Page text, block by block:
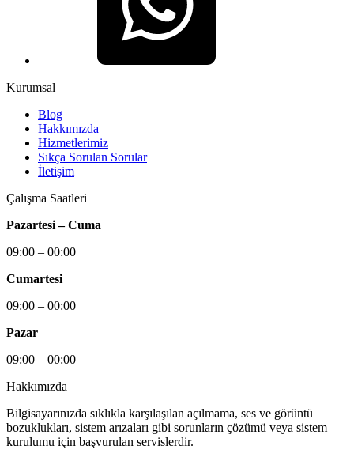
Kurumsal
Blog
Hakkımızda
Hizmetlerimiz
Sıkça Sorulan Sorular
İletişim
Çalışma Saatleri
Pazartesi – Cuma
09:00 – 00:00
Cumartesi
09:00 – 00:00
Pazar
09:00 – 00:00
Hakkımızda
Bilgisayarınızda sıklıkla karşılaşılan açılmama, ses ve görüntü
bozuklukları, sistem arızaları gibi sorunların çözümü veya sistem
kurulumu için başvurulan servislerdir.